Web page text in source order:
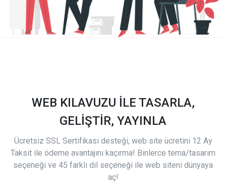
WEB KILAVUZU İLE TASARLA,
GELİŞTİR, YAYINLA
Ücretsiz SSL Sertifikası desteği, web site ücretini 12 Ay
Taksit ile ödeme avantajını kaçırma! Binlerce tema/tasarım
seçeneği ve 45 farklı dil seçeneği ile web siteni dünyaya
aç!